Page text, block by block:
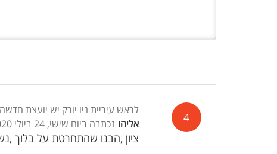
4
לראש עיריית ניו יורק יש יועצת
אליהו נכתבה ביום שישי, 24 ביולי 2020, 01:11
ציון ,הבנו שהתחרטת על בלוך